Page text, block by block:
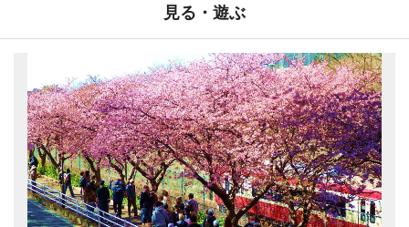
見る・遊ぶ